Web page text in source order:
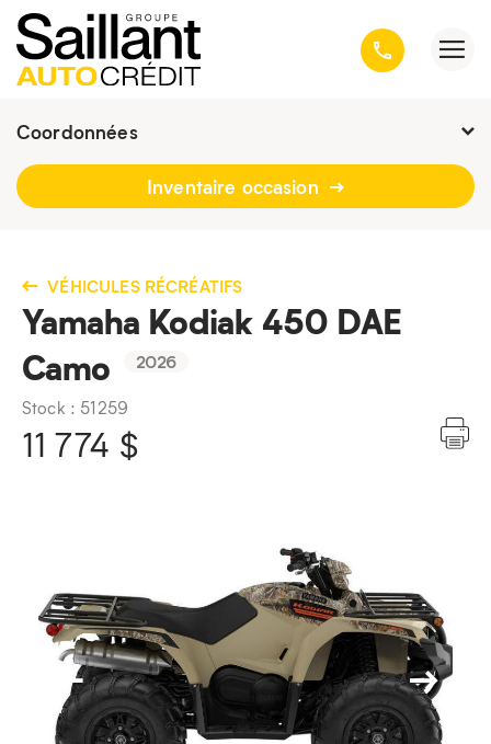
Coordonnées
Fermé : Ouverture-
418 659-6431
Inventaire occasion
VÉHICULES RÉCRÉATIFS
Yamaha Kodiak 450 DAE
Camo
2026
Stock : 51259
11 774 $